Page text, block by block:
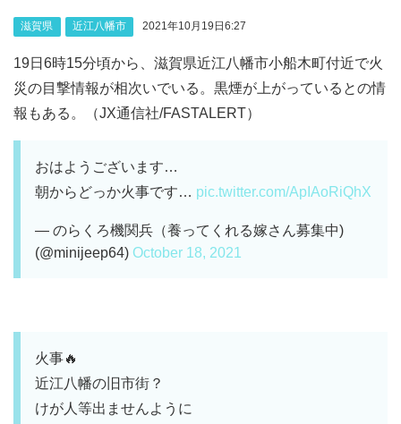
滋賀県 近江八幡市 2021年10月19日6:27
19日6時15分頃から、滋賀県近江八幡市小船木町付近で火
災の目撃情報が相次いでいる。黒煙が上がっているとの情
報もある。（JX通信社/FASTALERT）
おはようございます…
朝からどっか火事です… pic.twitter.com/ApIAoRiQhX
— のらくろ機関兵（養ってくれる嫁さん募集中)
(@minijeep64) October 18, 2021
火事🔥
近江八幡の旧市街？
けが人等出ませんように